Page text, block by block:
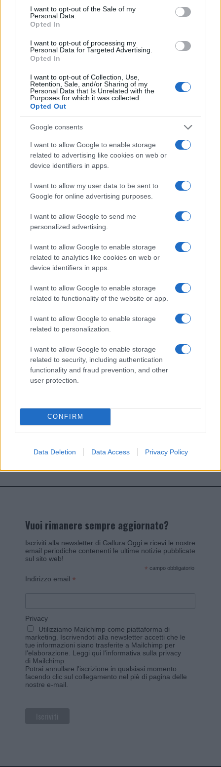
consent section.
I want to opt-out of the Sale of my
Personal Data.
Opted In
I want to opt-out of processing my
Personal Data for Targeted Advertising.
Opted In
I want to opt-out of Collection, Use,
Retention, Sale, and/or Sharing of my
Personal Data that Is Unrelated with the
Purposes for which it was collected.
Opted Out
Google consents
I want to allow Google to enable storage
related to advertising like cookies on web or
device identifiers in apps.
I want to allow my user data to be sent to
Google for online advertising purposes.
I want to allow Google to send me
personalized advertising.
I want to allow Google to enable storage
related to analytics like cookies on web or
device identifiers in apps.
I want to allow Google to enable storage
related to functionality of the website or app.
I want to allow Google to enable storage
related to personalization.
I want to allow Google to enable storage
related to security, including authentication
functionality and fraud prevention, and other
user protection.
CONFIRM
Data Deletion Data Access Privacy Policy
NECROLOGIE
Paolo Pinna
I nostri cari
I nostri cari
I nostri cari
Giovannimaria Cabras
Vuoi rimanere sempre aggiornato?
Iscriviti alla newsletter di Gallura Oggi e ricevi le nostre
email periodiche contenenti le ultime notizie pubblicate
sul sito web!
* campo obbligatorio
Indirizzo email *
Privacy
Utilizziamo Mailchimp come piattaforma di
marketing. Iscrivendoti alla newsletter accetti che le
tue informazioni siano trasferite a Mailchimp per
l'elaborazione. Leggi qui l'informativa sulla privacy
di Mailchimp
Potrai annullare l'iscrizione in qualsiasi momento
facendo clic sul collegamento nel piè di pagina delle
nostre e-mail.